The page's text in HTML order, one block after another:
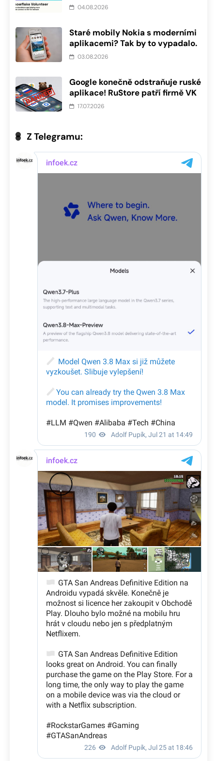
04.08.2026
Staré mobily Nokia s moderními
aplikacemi? Tak by to vypadalo.
03.08.2026
Google konečně odstraňuje ruské
aplikace! RuStore patří firmě VK
17.07.2026
Z Telegramu: